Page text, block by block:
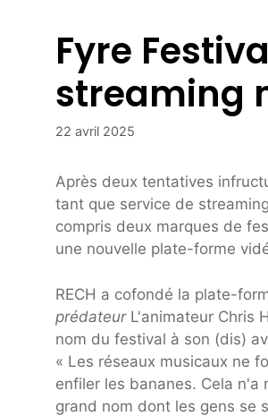
Fyre
streaming
22 avril 2025
Après deux tentatives
tant que service de
compris deux marques de
une nouvelle plate-forme
RECH a cofondé la plate-
prédateurL'animateur Chris
nom du festival à son (dis)
« Les réseaux musicaux ne
enfiler les bananes. Cela n'a
grand nom dont les gens se